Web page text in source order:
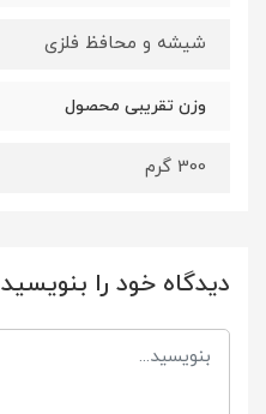
شیشه و محافظ فلزی
وزن تقریبی محصول
300 گرم
دیدگاه خود را بنویسید